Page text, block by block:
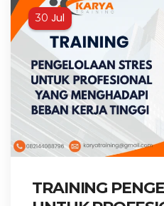
30 Jul
TRAINING